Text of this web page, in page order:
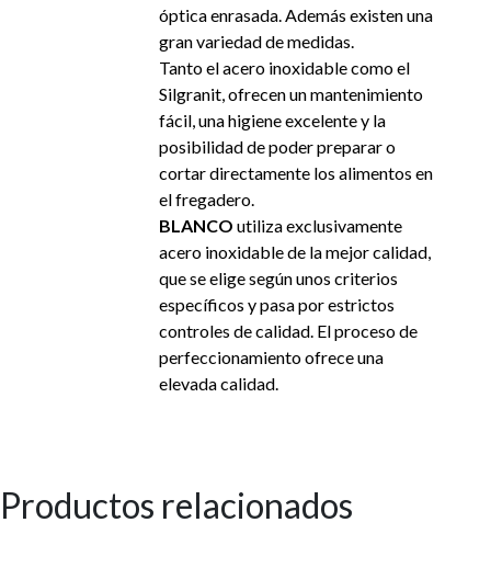
óptica enrasada. Además existen una
gran variedad de medidas.
Tanto el acero inoxidable como el
Silgranit, ofrecen un mantenimiento
fácil, una higiene excelente y la
posibilidad de poder preparar o
cortar directamente los alimentos en
el fregadero.
BLANCO utiliza exclusivamente
acero inoxidable de la mejor calidad,
que se elige según unos criterios
específicos y pasa por estrictos
controles de calidad. El proceso de
perfeccionamiento ofrece una
elevada calidad.
Productos relacionados